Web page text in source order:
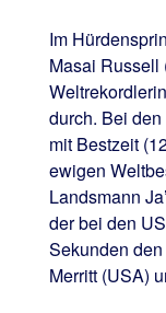
Im
Masai Russell
durch. Bei
mit Bestzeit
ewigen
Landsmann
der bei den
Sekunden
Merritt (USA)